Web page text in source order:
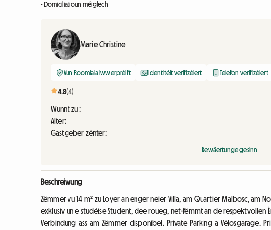
- Domiciliatioun méiglech
Marie Christine
Vun Roomlala iwwerpréift Identitéit verifizéiert Telefon verifizéiert
4.8(4)
Wunnt zu :
Alter:
Gastgeber zënter:
Bewäertunge gesinn
Beschreiwung
Zëmmer vu 14 m² zu Loyer an enger neier Villa, am Quartier Malbosc, am
exklusiv un e studéise Student, dee roueg, net-fëmmt an de respektvollen
Verbindung ass am Zëmmer disponibel. Private Parking a Vëlosgarage.